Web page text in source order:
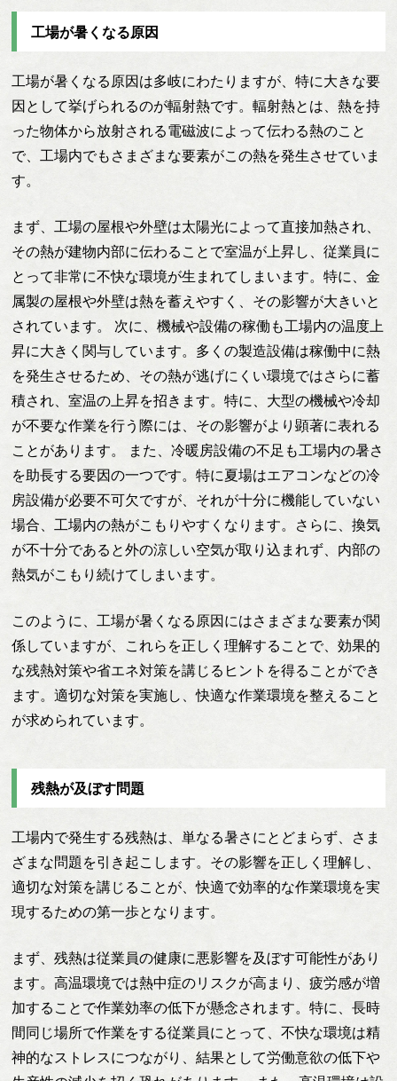
工場が暑くなる原因
工場が暑くなる原因は多岐にわたりますが、特に大きな要
因として挙げられるのが輻射熱です。輻射熱とは、熱を持
った物体から放射される電磁波によって伝わる熱のこと
で、工場内でもさまざまな要素がこの熱を発生させていま
す。
まず、工場の屋根や外壁は太陽光によって直接加熱され、
その熱が建物内部に伝わることで室温が上昇し、従業員に
とって非常に不快な環境が生まれてしまいます。特に、金
属製の屋根や外壁は熱を蓄えやすく、その影響が大きいと
されています。 次に、機械や設備の稼働も工場内の温度上
昇に大きく関与しています。多くの製造設備は稼働中に熱
を発生させるため、その熱が逃げにくい環境ではさらに蓄
積され、室温の上昇を招きます。特に、大型の機械や冷却
が不要な作業を行う際には、その影響がより顕著に表れる
ことがあります。 また、冷暖房設備の不足も工場内の暑さ
を助長する要因の一つです。特に夏場はエアコンなどの冷
房設備が必要不可欠ですが、それが十分に機能していない
場合、工場内の熱がこもりやすくなります。さらに、換気
が不十分であると外の涼しい空気が取り込まれず、内部の
熱気がこもり続けてしまいます。
このように、工場が暑くなる原因にはさまざまな要素が関
係していますが、これらを正しく理解することで、効果的
な残熱対策や省エネ対策を講じるヒントを得ることができ
ます。適切な対策を実施し、快適な作業環境を整えること
が求められています。
残熱が及ぼす問題
工場内で発生する残熱は、単なる暑さにとどまらず、さま
ざまな問題を引き起こします。その影響を正しく理解し、
適切な対策を講じることが、快適で効率的な作業環境を実
現するための第一歩となります。
まず、残熱は従業員の健康に悪影響を及ぼす可能性があり
ます。高温環境では熱中症のリスクが高まり、疲労感が増
加することで作業効率の低下が懸念されます。特に、長時
間同じ場所で作業をする従業員にとって、不快な環境は精
神的なストレスにつながり、結果として労働意欲の低下や